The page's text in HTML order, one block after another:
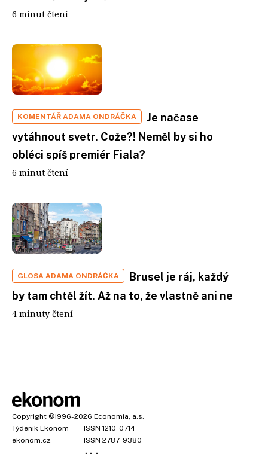
6 minut čtení
KOMENTÁŘ ADAMA ONDRÁČKA
Je načase
vytáhnout svetr. Cože?! Neměl by si ho
obléci spíš premiér Fiala?
6 minut čtení
GLOSA ADAMA ONDRÁČKA
Brusel je ráj, každý
by tam chtěl žít. Až na to, že vlastně ani ne
4 minuty čtení
Copyright ©1996-2026 Economia, a.s.
Týdeník Ekonom
ISSN 1210-0714
ekonom.cz
ISSN 2787-9380